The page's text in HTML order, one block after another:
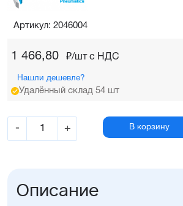
1 466,80 ₽/шт c НДС
Нашли дешевле?
Удалённый склад 54 шт
- + В корзину
Артикул: 2046004
Описание